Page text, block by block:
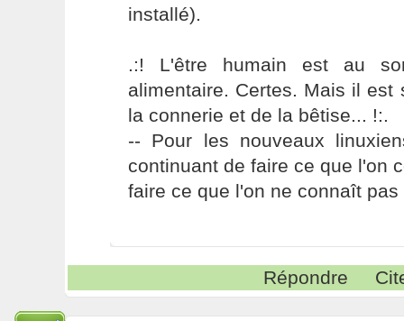
installé).
.:! L'être humain est au
alimentaire. Certes. Mais il est
la connerie et de la bêtise... !:.
-- Pour les nouveaux
continuant de faire ce que l'on
faire ce que l'on ne connaît pas
Répondre